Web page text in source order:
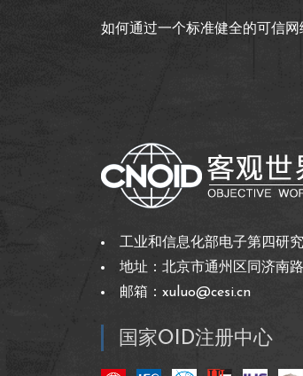
如何通过一个标准健全的可信
工业和信息化部电子第四研
地址：北京市通州区同济南
邮箱：xuluo@cesi.cn
国家OID注册中心